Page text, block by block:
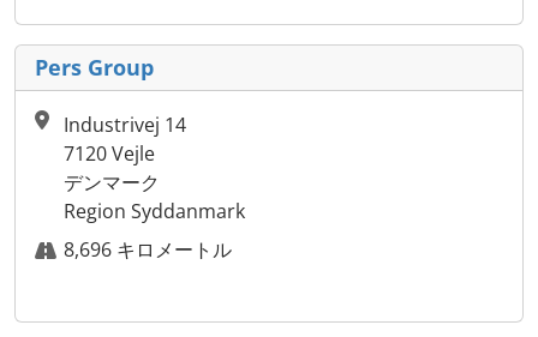
Pers Group
Industrivej 14
7120 Vejle
デンマーク
Region Syddanmark
8,696 キロメートル